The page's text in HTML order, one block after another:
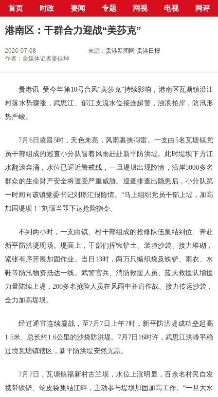
首页 时政 要闻 专题 网视 电视 网评
当前位置： 首页> 新闻中心> 县市区> 港南区> 正文
港南区：干群合力迎战“美莎克”
2026-07-08 来源：贵港新闻网-贵港日报
作者：全媒体记者姜佳坤
贵港讯 受今年第10号台风“美莎克”持续影响，港南区瓦塘镇沿江
村落水势骤涨，武思江、郁江支流水位接连超警，浊浪拍岸，防汛形
势严峻。
7月6日凌晨5时，天色未亮，风雨裹挟闷雷。一支由5名瓦塘镇党
员干部组成的巡查小分队冒着风雨赶赴新平防洪堤。此时堤坝下方江
水翻滚奔涌，水位已逼近警戒线，一旦堤坝出现险情，沿岸5000多名
群众的生命财产安全将遭受严重威胁。巡查排查出隐患后，小分队第
一时间向该镇党委书记刘璟汇报险情。“马上组织党员干部上堤，加高
加固堤坝！”刘璟当即下达抢险指令。
不到两小时，一支由镇、村干部组成的抢修队伍集结到位、奔赴
新平防洪堤现场。堤面上，干部们挥锹铲土、装填沙袋、接力堆砌，
紧张有序开展加固作业。当日13时，两万只编织袋及铁铲、雨衣、水
鞋等防汛物资抵达一线。武警官兵、消防救援人员、蓝天救援队增援
力量陆续上堤，200多名抢险人员在风雨中并肩作战、接力传运沙袋，
全力加高堤坝。
经过通宵连续鏖战，至7月7日上午7时，新平防洪堤成功垒起高
1.5米、总长约1.6公里的沙袋防洪堤。7月7日16时许，武思江洪峰平稳
过境瓦塘镇辖区，新平防洪堤安然无恙。
7月7日，瓦塘镇福新村古兰坝，水位上涨明显，百余名村民自发
携带铁铲、蛇皮袋集结江畔，主动参与堤坝加固加高工作。“一旦大水